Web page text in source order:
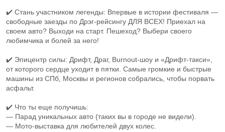
✔️ Стань участником легенды: Впервые в истории фестиваля —
свободные заезды по Дрэг-рейсингу ДЛЯ ВСЕХ! Приехал на
своем авто? Выходи на старт. Пешеход? Выбери своего
любимчика и болей за него!
✔️ Эпицентр силы: Дрифт, Драг, Burnout-шоу и «Дрифт-такси»,
от которого сердце уходит в пятки. Самые громкие и быстрые
машины из СПб, Москвы и регионов собрались, чтобы порвать
асфальт.
✔️ Что ты еще получишь:
— Парад уникальных авто (таких вы в городе не видели).
— Мото-выставка для любителей двух колес.